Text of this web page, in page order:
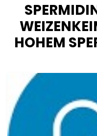
:
HOHEM